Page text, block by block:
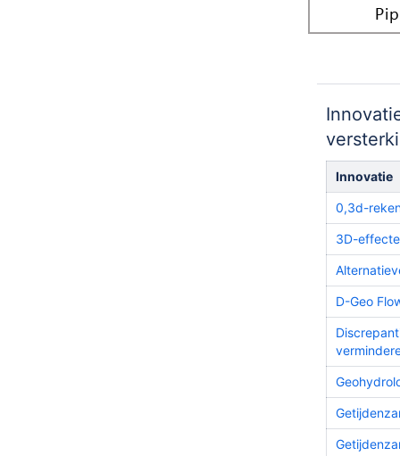
Innovatie
0,3d-
3D-
D-Geo